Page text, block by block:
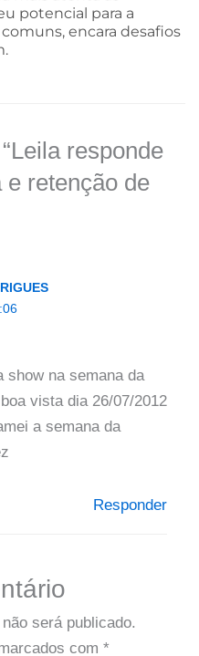
potencial para a
encara desafios
responde
e retenção de
show na semana da
vista dia 26/07/2012
a semana da
Responder
será publicado.
com *